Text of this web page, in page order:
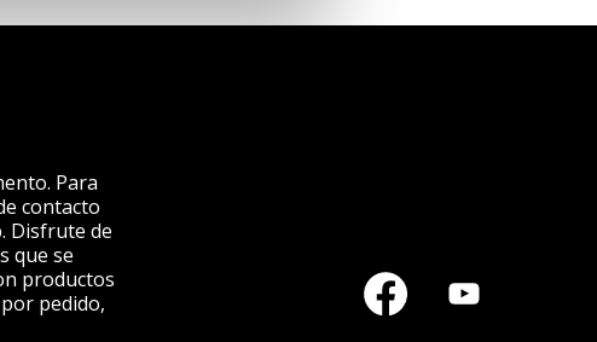
Para
contacto
Disfrute de
que se
productos
pedido,